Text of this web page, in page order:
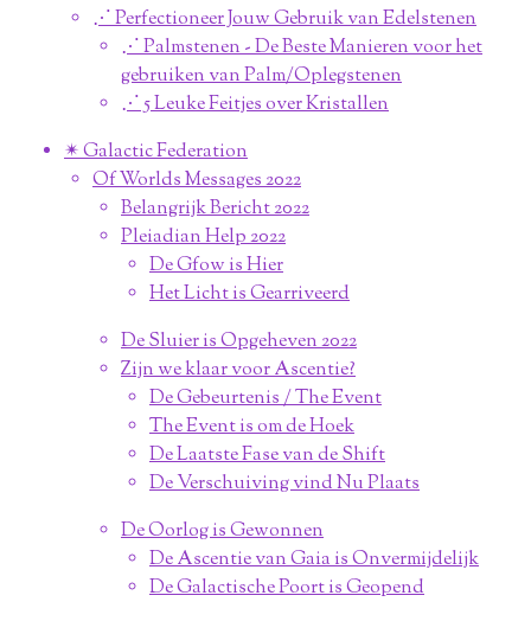
⋰ Perfectioneer Jouw Gebruik van Edelstenen
⋰ Palmstenen - De Beste Manieren voor het
gebruiken van Palm/Oplegstenen
⋰ 5 Leuke Feitjes over Kristallen
✴︎ Galactic Federation
Of Worlds Messages 2022
Belangrijk Bericht 2022
Pleiadian Help 2022
De Gfow is Hier
Het Licht is Gearriveerd
De Sluier is Opgeheven 2022
Zijn we klaar voor Ascentie?
De Gebeurtenis / The Event
The Event is om de Hoek
De Laatste Fase van de Shift
De Verschuiving vind Nu Plaats
De Oorlog is Gewonnen
De Ascentie van Gaia is Onvermijdelijk
De Galactische Poort is Geopend